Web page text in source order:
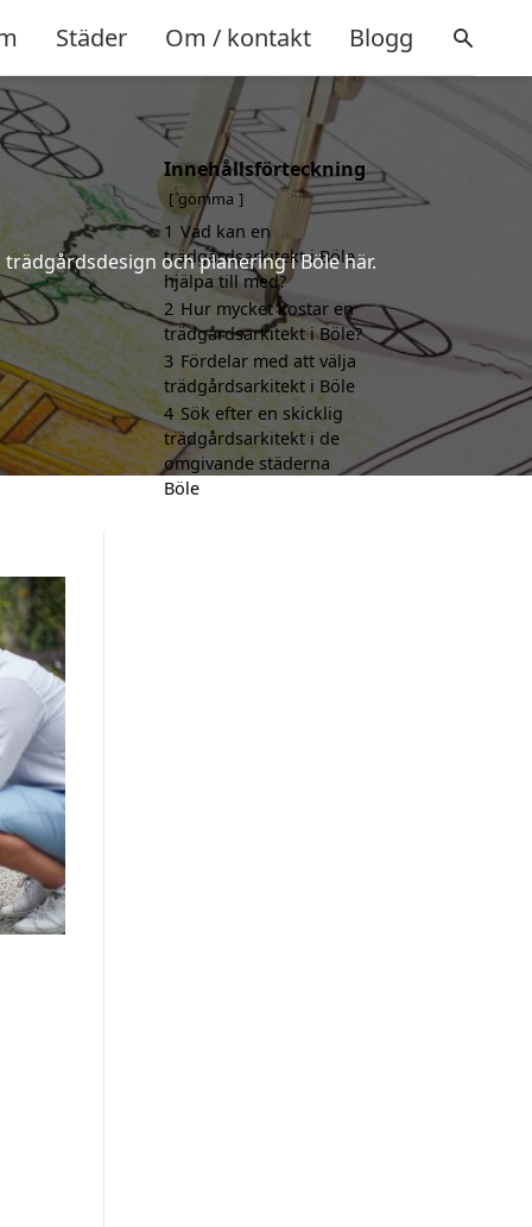
Städer Om / kontakt Blogg
och planering i Böle här.
Innehållsförteckning
gömma
1 Vad kan en
trädgårdsarkitekt i Böle
hjälpa till med?
2 Hur mycket kostar en
trädgårdsarkitekt i Böle?
3 Fördelar med att välja
trädgårdsarkitekt i Böle
4 Sök efter en skicklig
trädgårdsarkitekt i de
omgivande städerna
Böle